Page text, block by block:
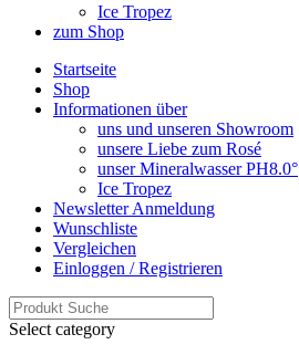
Ice Tropez
zum Shop
Startseite
Shop
Informationen über
uns und unseren Showroom
unsere Liebe zum Rosé
unser Mineralwasser PH8.0°
Ice Tropez
Newsletter Anmeldung
Wunschliste
Vergleichen
Einloggen / Registrieren
Select category